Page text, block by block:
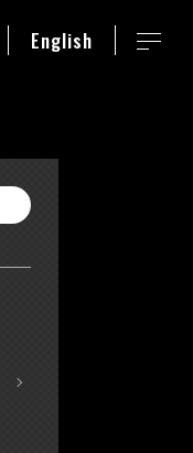
English